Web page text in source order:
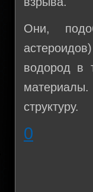
Они,
водород в
структуру.
0